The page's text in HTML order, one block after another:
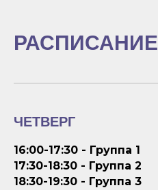
РАСПИСАНИЕ
ЧЕТВЕРГ
16:00-17:30 - Группа 1
17:30-18:30 - Группа 2
18:30-19:30 - Группа 3